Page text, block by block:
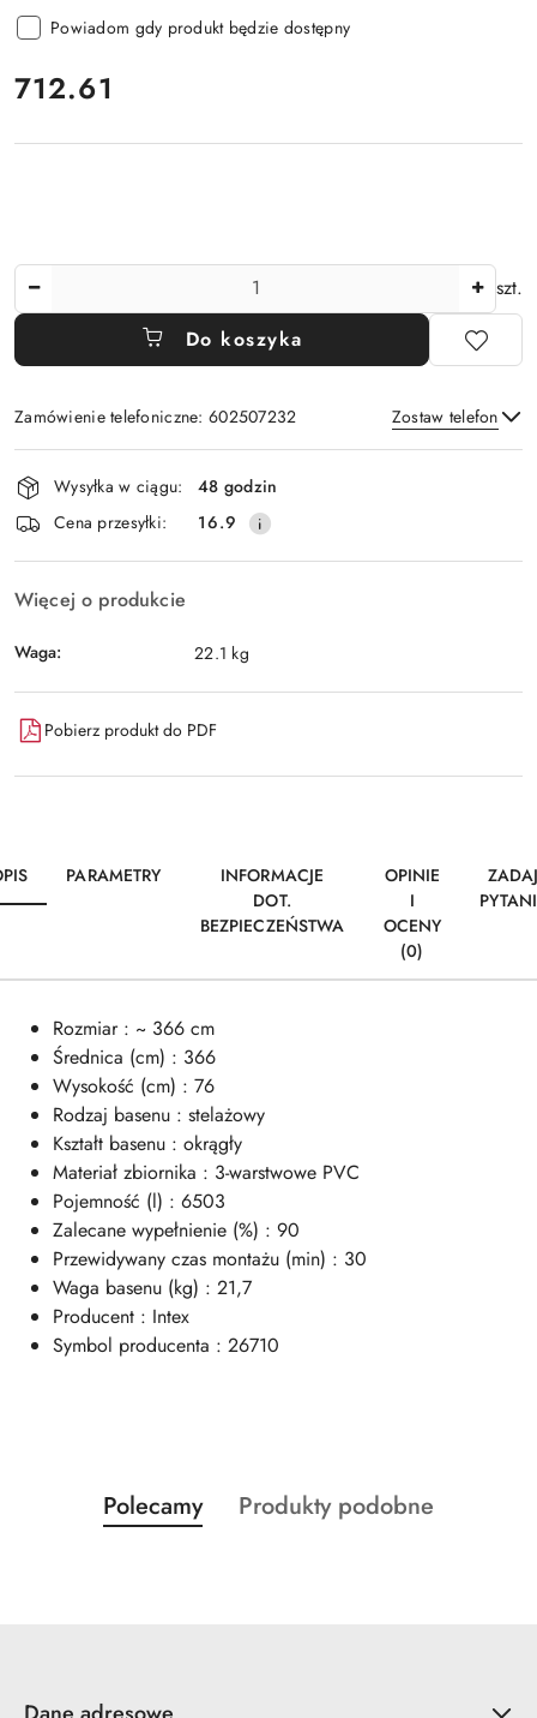
Powiadom gdy produkt będzie dostępny
cena:
712.61
szt.
Do koszyka
Zamówienie telefoniczne: 602507232 Zostaw telefon
Wyślij
Dostępność
i
dostawa
Wysyłka w ciągu:
48 godzin
Cena przesyłki:
16.9
Więcej o produkcie
Waga: 22.1 kg
Pobierz produkt do PDF
PARAMETRY
INFORMACJE
DOT.
BEZPIECZEŃSTWA
OPINIE
I
OCENY
(0)
Rozmiar : ~ 366 cm
Średnica (cm) : 366
Wysokość (cm) : 76
Rodzaj basenu : stelażowy
Kształt basenu : okrągły
Materiał zbiornika : 3-warstwowe PVC
Pojemność (l) : 6503
Zalecane wypełnienie (%) : 90
Przewidywany czas montażu (min) : 30
Waga basenu (kg) : 21,7
Producent : Intex
Symbol producenta : 26710
Pomiń karuzelę produktów
Produkty
o
Polecamy
Produkty
Produkty podobne